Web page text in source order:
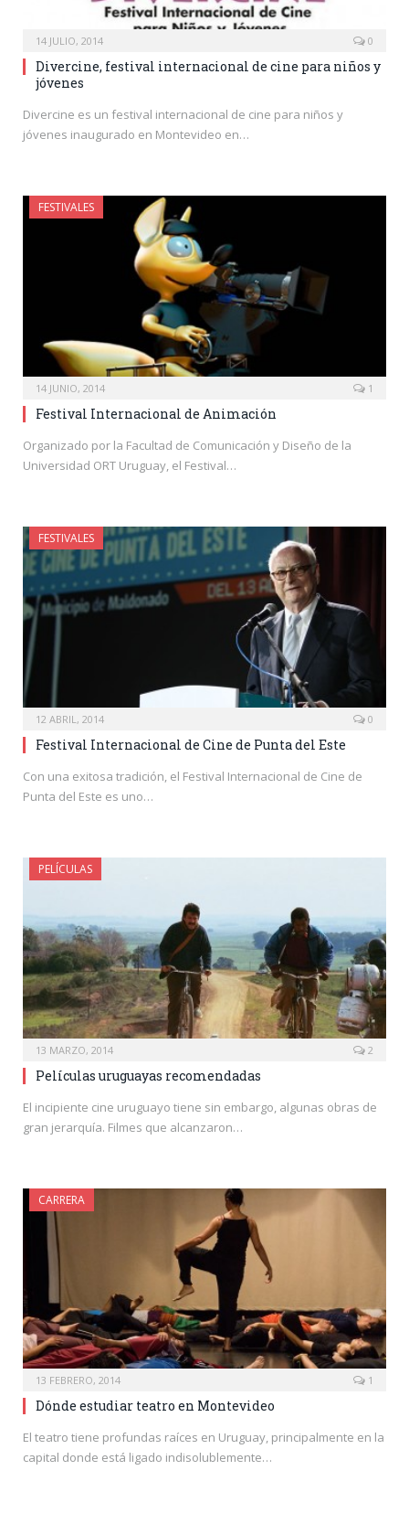
14 JULIO, 2014 0
Divercine, festival internacional de cine para niños y
jóvenes
Divercine es un festival internacional de cine para niños y
jóvenes inaugurado en Montevideo en…
FESTIVALES
14 JUNIO, 2014 1
Festival Internacional de Animación
Organizado por la Facultad de Comunicación y Diseño de la
Universidad ORT Uruguay, el Festival…
FESTIVALES
12 ABRIL, 2014 0
Festival Internacional de Cine de Punta del Este
Con una exitosa tradición, el Festival Internacional de Cine de
Punta del Este es uno…
PELÍCULAS
13 MARZO, 2014 2
Películas uruguayas recomendadas
El incipiente cine uruguayo tiene sin embargo, algunas obras de
gran jerarquía. Filmes que alcanzaron…
CARRERA
13 FEBRERO, 2014 1
Dónde estudiar teatro en Montevideo
El teatro tiene profundas raíces en Uruguay, principalmente en la
capital donde está ligado indisolublemente…